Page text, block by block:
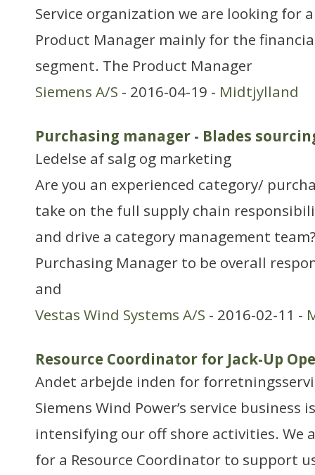
Service organization we are looking for
Product Manager mainly for the
segment. The Product Manager
Siemens A/S - 2016-04-19 - Midtjylland
Purchasing manager - Blades
Ledelse af salg og marketing
Are you an experienced category/
take on the full supply chain
and drive a category management
Purchasing Manager to be overall
and
Vestas Wind Systems A/S - 2016-02-11 -
Resource Coordinator for Jack-Up
Andet arbejde inden for
Siemens Wind Power’s service business
intensifying our off shore activities. We
for a Resource Coordinator to support